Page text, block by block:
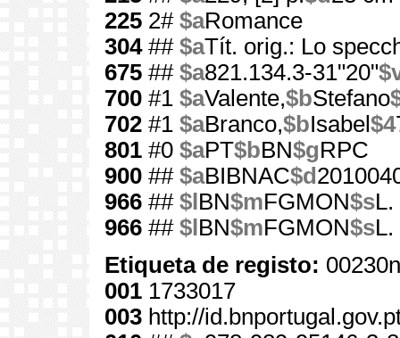
225 2# $aRomance
304## $aTít. orig.: Lo
675 ## $a821.134.3-31"20"
700 #1 $aValente,$bStefano
702 #1 $aBranco,$bIsabel $4
801 #0 $aPT$bBN$gRPC
900 ## $aBIBNAC$d
966 ## $l BN$mFGMON$sL.
966 ## $l BN$mFGMON$sL.
Etiqueta de registo:
001 1733017
003 http://